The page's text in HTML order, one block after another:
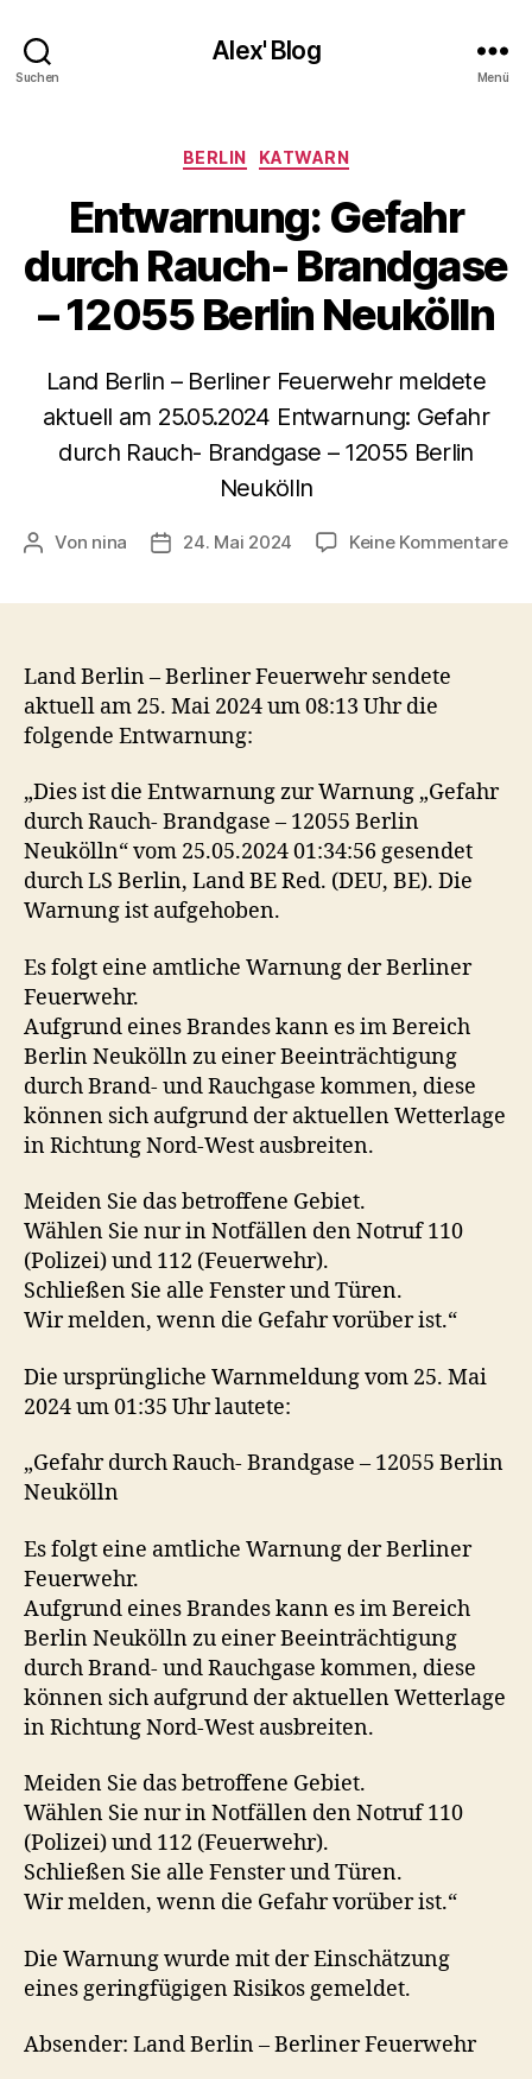
Suchen
Alex' Blog
Menü
Kategorien
BERLIN KATWARN
Entwarnung: Gefahr
durch Rauch- Brandgase
– 12055 Berlin Neukölln
Land Berlin – Berliner Feuerwehr meldete
aktuell am 25.05.2024 Entwarnung: Gefahr
durch Rauch- Brandgase – 12055 Berlin
Neukölln
Beitragsautor
Von nina Veröffentlichungsdatum
24. Mai 2024 Keine Kommentarezu
Land Berlin – Berliner Feuerwehr sendete
aktuell am 25. Mai 2024 um 08:13 Uhr die
folgende Entwarnung:
„Dies ist die Entwarnung zur Warnung „Gefahr
durch Rauch- Brandgase – 12055 Berlin
Neukölln“ vom 25.05.2024 01:34:56 gesendet
durch LS Berlin, Land BE Red. (DEU, BE). Die
Warnung ist aufgehoben.
Es folgt eine amtliche Warnung der Berliner
Feuerwehr.
Aufgrund eines Brandes kann es im Bereich
Berlin Neukölln zu einer Beeinträchtigung
durch Brand- und Rauchgase kommen, diese
können sich aufgrund der aktuellen Wetterlage
in Richtung Nord-West ausbreiten.
Meiden Sie das betroffene Gebiet.
Wählen Sie nur in Notfällen den Notruf 110
(Polizei) und 112 (Feuerwehr).
Schließen Sie alle Fenster und Türen.
Wir melden, wenn die Gefahr vorüber ist.“
Die ursprüngliche Warnmeldung vom 25. Mai
2024 um 01:35 Uhr lautete:
„Gefahr durch Rauch- Brandgase – 12055 Berlin
Neukölln
Es folgt eine amtliche Warnung der Berliner
Feuerwehr.
Aufgrund eines Brandes kann es im Bereich
Berlin Neukölln zu einer Beeinträchtigung
durch Brand- und Rauchgase kommen, diese
können sich aufgrund der aktuellen Wetterlage
in Richtung Nord-West ausbreiten.
Meiden Sie das betroffene Gebiet.
Wählen Sie nur in Notfällen den Notruf 110
(Polizei) und 112 (Feuerwehr).
Schließen Sie alle Fenster und Türen.
Wir melden, wenn die Gefahr vorüber ist.“
Die Warnung wurde mit der Einschätzung
eines geringfügigen Risikos gemeldet.
Absender: Land Berlin – Berliner Feuerwehr